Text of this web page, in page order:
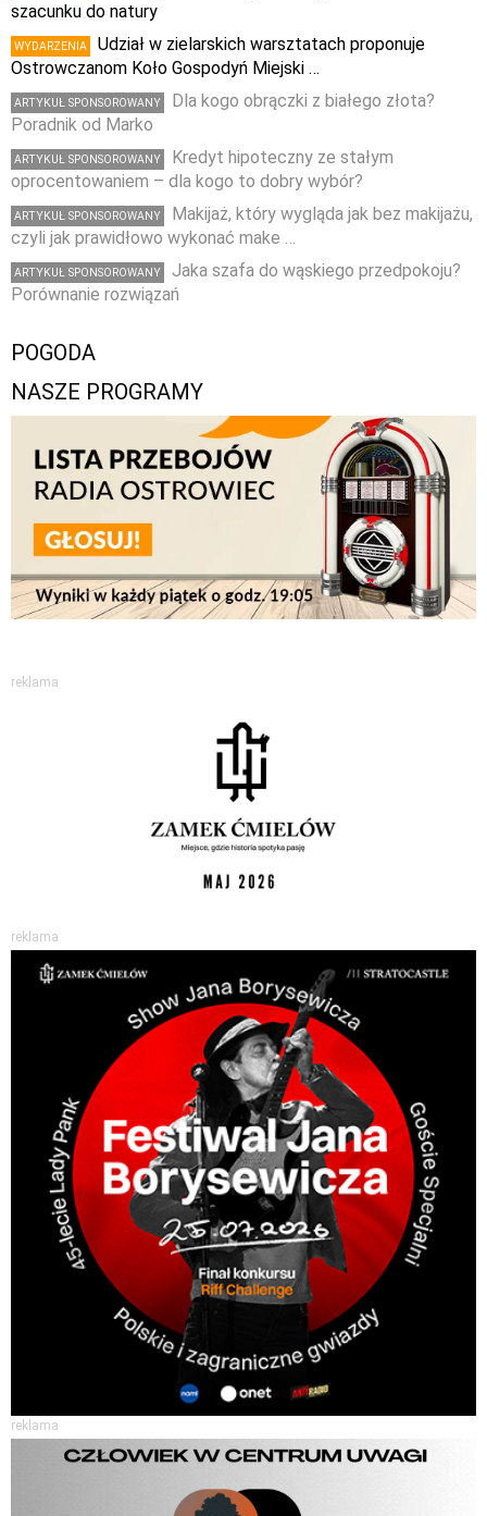
szacunku do natury
WYDARZENIA
Udział w zielarskich warsztatach proponuje
Ostrowczanom Koło Gospodyń Miejski …
ARTYKUŁ SPONSOROWANY
Dla kogo obrączki z białego złota?
Poradnik od Marko
ARTYKUŁ SPONSOROWANY
Kredyt hipoteczny ze stałym
oprocentowaniem – dla kogo to dobry wybór?
ARTYKUŁ SPONSOROWANY
Makijaż, który wygląda jak bez makijażu,
czyli jak prawidłowo wykonać make …
ARTYKUŁ SPONSOROWANY
Jaka szafa do wąskiego przedpokoju?
Porównanie rozwiązań
POGODA
NASZE PROGRAMY
reklama
reklama
reklama